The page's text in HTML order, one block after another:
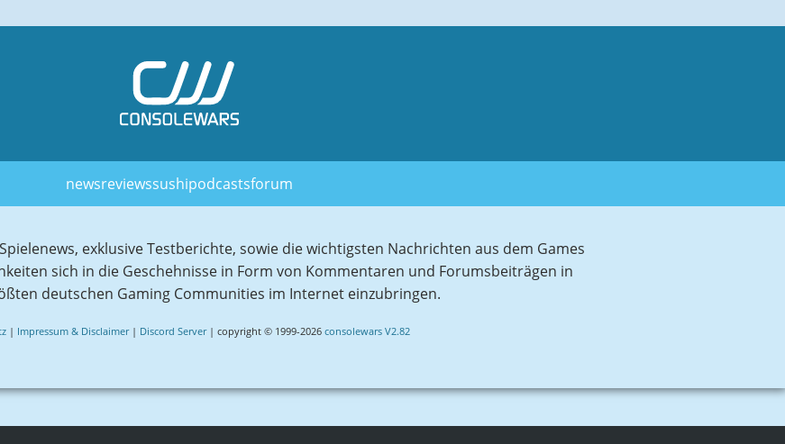
newsreviewssushipodcastsforum
exklusive Testberichte, sowie die wichtigsten Nachrichten aus dem Games
sich in die Geschehnisse in Form von Kommentaren und Forumsbeiträgen in
deutschen Gaming Communities im Internet einzubringen.
| Impressum & Disclaimer| Discord Server| copyright © 1999-2026 consolewars V2.82